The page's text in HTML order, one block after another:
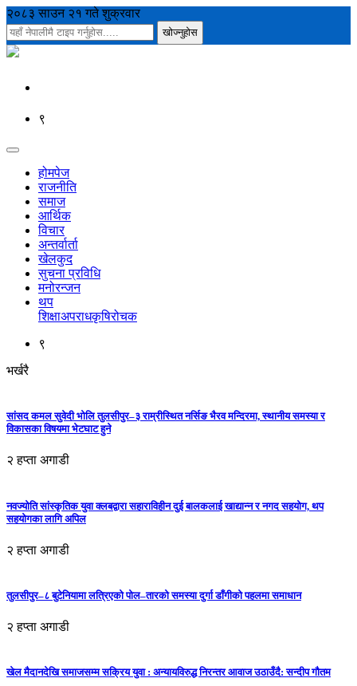
२०८३ साउन २१ गते शुक्रवार
९
होमपेज
राजनीति
समाज
आर्थिक
विचार
अन्तर्वार्ता
खेलकुद
सुचना प्रविधि
मनोरन्जन
थप
शिक्षाअपराधकृषिरोचक
९
भर्खरै
सांसद कमल सुवेदी भोलि तुलसीपुर–३ राम्रीस्थित नर्सिङ भैरव मन्दिरमा, स्थानीय समस्या र
विकासका विषयमा भेटघाट हुने
२ हप्ता अगाडी
नवज्योति सांस्कृतिक युवा क्लबद्वारा सहाराविहीन दुई बालकलाई खाद्यान्न र नगद सहयोग, थप
सहयोगका लागि अपिल
२ हप्ता अगाडी
तुलसीपुर–८ बुटेनियामा लत्रिएको पोल–तारको समस्या दुर्गा डाँगीको पहलमा समाधान
२ हप्ता अगाडी
खेल मैदानदेखि समाजसम्म सक्रिय युवा : अन्यायविरुद्ध निरन्तर आवाज उठाउँदै: सन्दीप गौतम